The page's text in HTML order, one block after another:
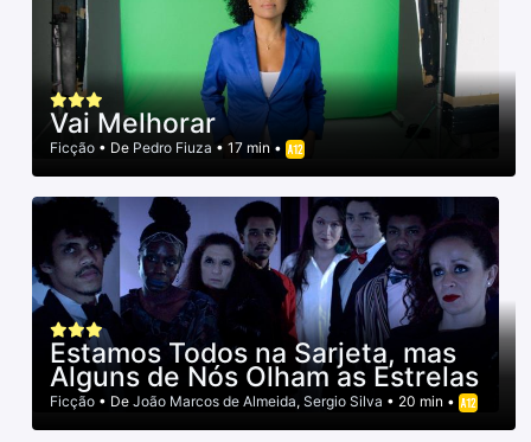
Vai Melhorar
Ficção • De Pedro Fiuza • 17 min •
Estamos Todos na Sarjeta, mas
Alguns de Nós Olham as Estrelas
Ficção • De João Marcos de Almeida, Sergio Silva • 20 min •